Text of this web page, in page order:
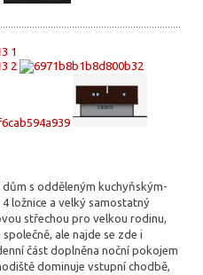
s odděleným kuchyňským-
ložnice a velký samostatný
střechou pro velkou rodinu,
ale najde se zde i
část doplněna noční pokojem
dominuje vstupní chodbě,